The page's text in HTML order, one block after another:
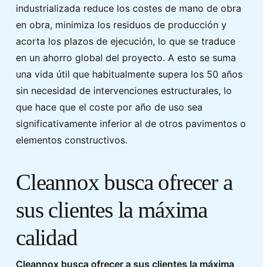
industrializada reduce los costes de mano de obra
en obra, minimiza los residuos de producción y
acorta los plazos de ejecución, lo que se traduce
en un ahorro global del proyecto. A esto se suma
una vida útil que habitualmente supera los 50 años
sin necesidad de intervenciones estructurales, lo
que hace que el coste por año de uso sea
significativamente inferior al de otros pavimentos o
elementos constructivos.
Cleannox busca ofrecer a
sus clientes la máxima
calidad
Cleannox busca ofrecer a sus clientes la máxima